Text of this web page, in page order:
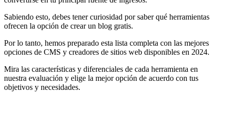
Sabiendo esto, debes tener curiosidad por saber qué herramientas
ofrecen la opción de crear un blog gratis.
Por lo tanto, hemos preparado esta lista completa con las mejores
opciones de CMS y creadores de sitios web disponibles en 2024.
Mira las características y diferenciales de cada herramienta en
nuestra evaluación y elige la mejor opción de acuerdo con tus
objetivos y necesidades.